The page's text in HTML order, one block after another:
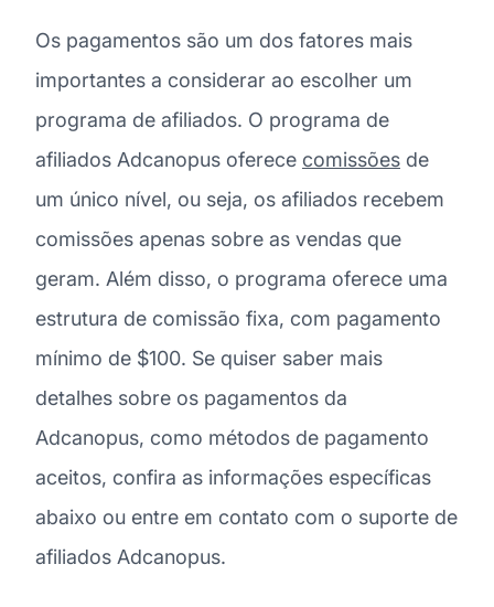
Os pagamentos são um dos fatores mais
importantes a considerar ao escolher um
programa de afiliados. O programa de
afiliados Adcanopus oferece comissões de
um único nível, ou seja, os afiliados recebem
comissões apenas sobre as vendas que
geram. Além disso, o programa oferece uma
estrutura de comissão fixa, com pagamento
mínimo de $100. Se quiser saber mais
detalhes sobre os pagamentos da
Adcanopus, como métodos de pagamento
aceitos, confira as informações específicas
abaixo ou entre em contato com o suporte de
afiliados Adcanopus.